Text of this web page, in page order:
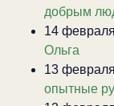
добрым
14
Ольга
13
опытные